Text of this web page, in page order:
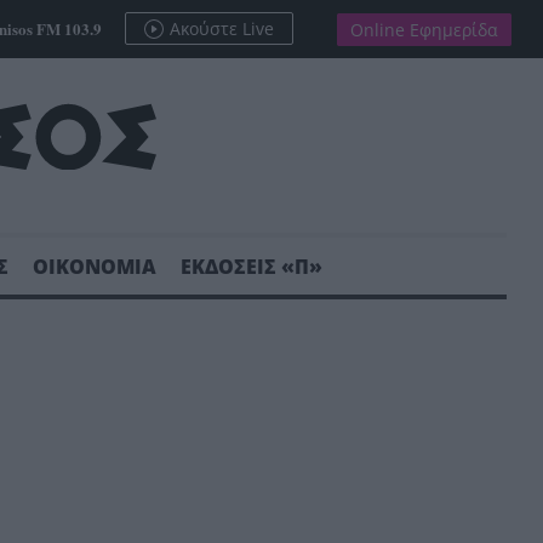
FM 103.9 Ακούστε Live Online Εφημερίδα
ΟΙΚΟΝΟΜΙΑ ΕΚΔΟΣΕΙΣ «Π»